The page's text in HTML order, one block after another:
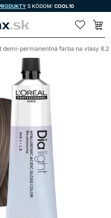
S KÓDOM: COOL10
demi-permanentná farba na vlasy